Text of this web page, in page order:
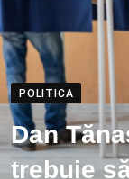
POLITICA
Dan
trebuie